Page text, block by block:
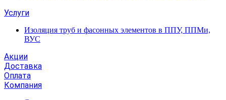
Услуги
Изоляция труб и фасонных элементов в ППУ, ППМи,
ВУС
Акции
Доставка
Оплата
Компания